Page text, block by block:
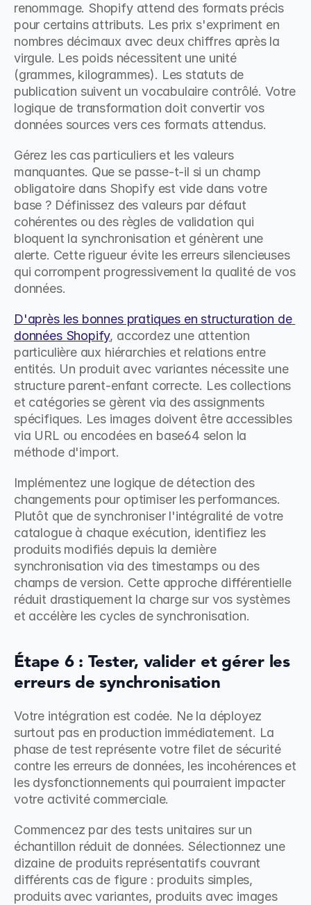
renommage. Shopify attend des formats précis
pour certains attributs. Les prix s'expriment en
nombres décimaux avec deux chiffres après la
virgule. Les poids nécessitent une unité
(grammes, kilogrammes). Les statuts de
publication suivent un vocabulaire contrôlé. Votre
logique de transformation doit convertir vos
données sources vers ces formats attendus.
Gérez les cas particuliers et les valeurs
manquantes. Que se passe-t-il si un champ
obligatoire dans Shopify est vide dans votre
base ? Définissez des valeurs par défaut
cohérentes ou des règles de validation qui
bloquent la synchronisation et génèrent une
alerte. Cette rigueur évite les erreurs silencieuses
qui corrompent progressivement la qualité de vos
données.
D'après les bonnes pratiques en structuration de
données Shopify, accordez une attention
particulière aux hiérarchies et relations entre
entités. Un produit avec variantes nécessite une
structure parent-enfant correcte. Les collections
et catégories se gèrent via des assignments
spécifiques. Les images doivent être accessibles
via URL ou encodées en base64 selon la
méthode d'import.
Implémentez une logique de détection des
changements pour optimiser les performances.
Plutôt que de synchroniser l'intégralité de votre
catalogue à chaque exécution, identifiez les
produits modifiés depuis la dernière
synchronisation via des timestamps ou des
champs de version. Cette approche différentielle
réduit drastiquement la charge sur vos systèmes
et accélère les cycles de synchronisation.
Étape 6 : Tester, valider et gérer les
erreurs de synchronisation
Votre intégration est codée. Ne la déployez
surtout pas en production immédiatement. La
phase de test représente votre filet de sécurité
contre les erreurs de données, les incohérences et
les dysfonctionnements qui pourraient impacter
votre activité commerciale.
Commencez par des tests unitaires sur un
échantillon réduit de données. Sélectionnez une
dizaine de produits représentatifs couvrant
différents cas de figure : produits simples,
produits avec variantes, produits avec images